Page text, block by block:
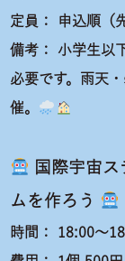
定員：
申込順（
備考：
小学生以
必要です。雨天
催。
国際宇宙
ムを作ろう
時間：
18:00～